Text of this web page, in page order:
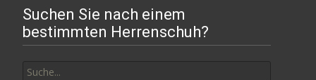
Suchen Sie nach einem
bestimmten Herrenschuh?
nach: